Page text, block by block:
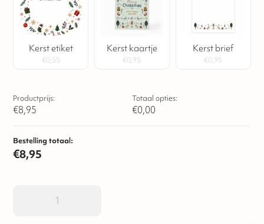
Kerst etiket
€0,55
Kerst kaartje
€0,95
Kerst brief
€0,95
Productprijs:
€8,95
Totaal opties:
€0,00
Bestelling totaal:
€8,95